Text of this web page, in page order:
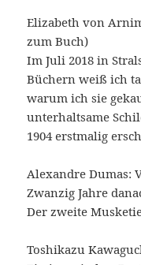
Elizabeth von
zum Buch)
Im Juli 2018 in
Büchern weiß ich
warum ich sie
unterhaltsame
1904 erstmalig
Alexandre Dumas:
Zwanzig Jahre
Der zweite
Toshikazu